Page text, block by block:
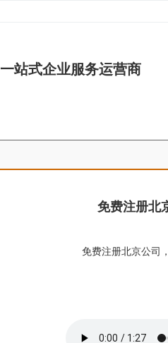
一站式企业服务运营商
免费注册北
免费注册北京公司